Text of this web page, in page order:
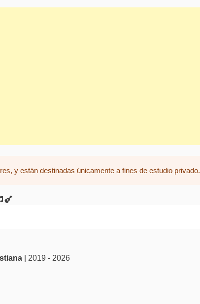
y están destinadas únicamente a fines de estudio privado.
| 2019 - 2026